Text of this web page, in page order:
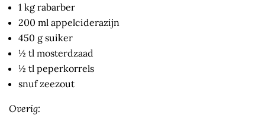
1 kg rabarber
200 ml appelciderazijn
450 g suiker
½ tl mosterdzaad
½ tl peperkorrels
snuf zeezout
Overig: